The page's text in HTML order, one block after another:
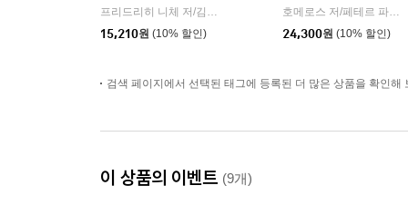
프리드리히 니체 저/김철 편역
15,210원 (10% 할인)
호메로스 저/페테르 파울 루벤스 그림/박문재 역
24,300원 (10% 할인)
검색 페이지에서 선택된 태그에 등록된 더 많은 상품을 확인해
이 상품의 이벤트 (9개)